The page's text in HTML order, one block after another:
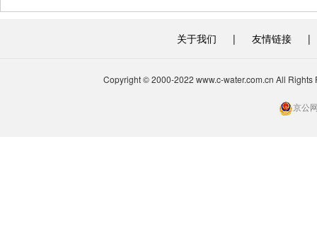
关于我们 | 友情链接 |
Copyright © 2000-2022 www.c-water.com.cn All
京公